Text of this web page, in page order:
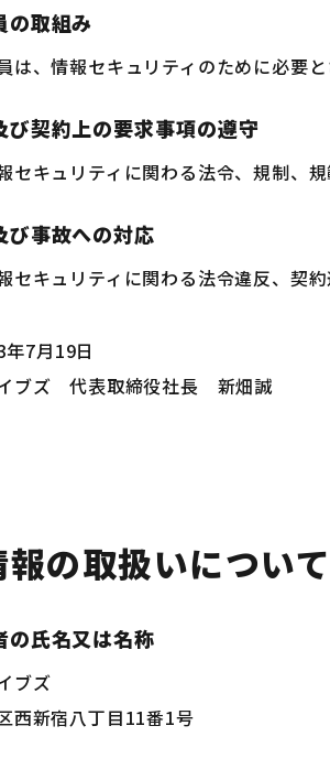
の取組み
は、情報セキュリティのために必要
び契約上の要求事項の遵守
セキュリティに関わる法令、規制、
び事故への対応
セキュリティに関わる法令違反、契
7月19日
ブズ 代表取締役社長 新畑誠
の取扱いについて
の氏名又は名称
ブズ
西新宿八丁目11番1号